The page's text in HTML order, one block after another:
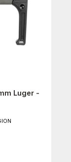
Luger -